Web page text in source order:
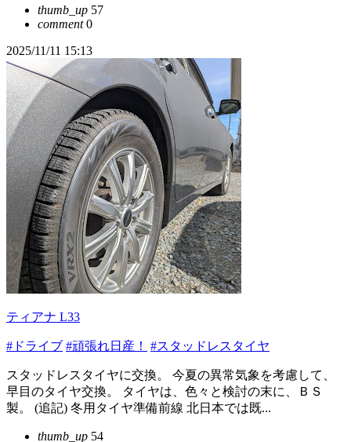
thumb_up 57
comment0
2025/11/11 15:13
ティアナ L33
#ドライブ #頑張れ日産！ #スタッドレスタイヤ
スタッドレスタイヤに交換。 今夏の異常気象を考慮して、
早目のタイヤ交換。 タイヤは、色々と検討の末に、ＢＳ
製。 (追記) 冬用タイヤ準備前線 北日本では既...
thumb_up 54